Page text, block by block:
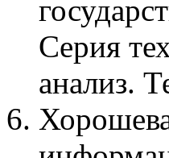
Серия
анализ.